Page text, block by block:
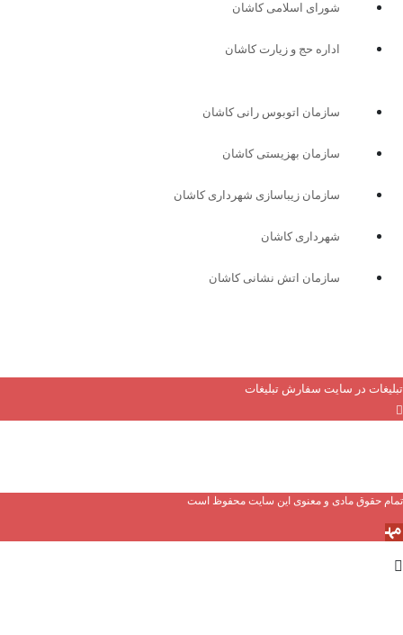
شورای اسلامی کاشان
اداره حج و زیارت کاشان
سازمان اتوبوس رانی کاشان
سازمان بهزیستی کاشان
سازمان زیباسازی شهرداری کاشان
شهرداری کاشان
سازمان اتش نشانی کاشان
در سایت سفارش تبلیغات
حقوق مادی و معنوی این سایت محفوظ است